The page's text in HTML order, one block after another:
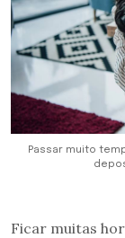
Passar muito
Ficar muitas